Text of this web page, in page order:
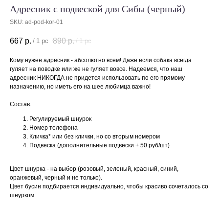
Адресник с подвеской для Сибы (черный)
SKU: ad-pod-kor-01
667 р. / 1 pc 890 р. / 1 pc
Кому нужен адресник - абсолютно всем! Даже если собака всегда
гуляет на поводке или же не гуляет вовсе. Надеемся, что наш
адресник НИКОГДА не придется использовать по его прямому
назначению, но иметь его на шее любимца важно!
Состав:
Регулируемый шнурок
Номер телефона
Кличка* или без клички, но со вторым номером
Подвеска (дополнительные подвески + 50 руб/шт)
Цвет шнурка - на выбор (розовый, зеленый, красный, синий,
оранжевый, черный и не только).
Цвет бусин подбирается индивидуально, чтобы красиво сочеталось со
шнурком.